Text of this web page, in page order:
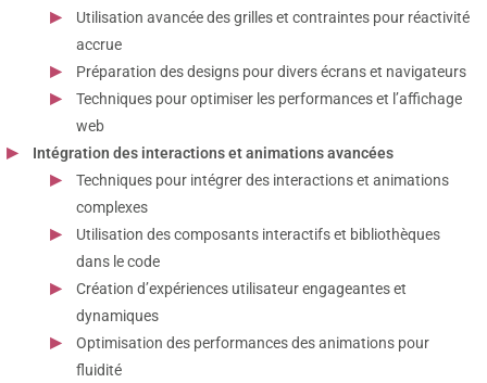
Utilisation avancée des grilles et contraintes pour réactivité
accrue
Préparation des designs pour divers écrans et navigateurs
Techniques pour optimiser les performances et l’affichage
web
Intégration des interactions et animations avancées
Techniques pour intégrer des interactions et animations
complexes
Utilisation des composants interactifs et bibliothèques
dans le code
Création d’expériences utilisateur engageantes et
dynamiques
Optimisation des performances des animations pour
fluidité